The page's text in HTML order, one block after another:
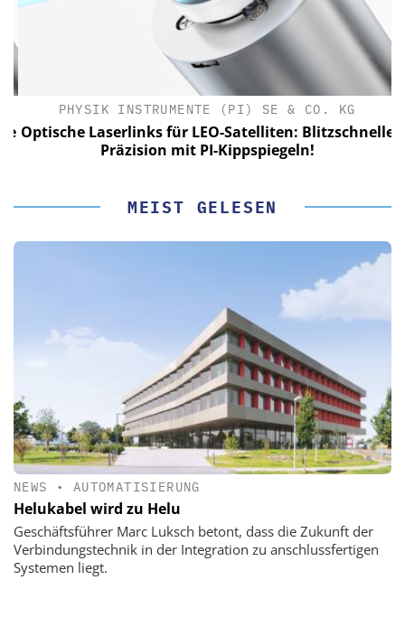
PHYSIK INSTRUMENTE (PI) SE & CO. KG
Optische Laserlinks für LEO-Satelliten: Blitzschnelle
Präzision mit PI-Kippspiegeln!
MEIST GELESEN
NEWS • AUTOMATISIERUNG
Helukabel wird zu Helu
Geschäftsführer Marc Luksch betont, dass die Zukunft der
Verbindungstechnik in der Integration zu anschlussfertigen
Systemen liegt.